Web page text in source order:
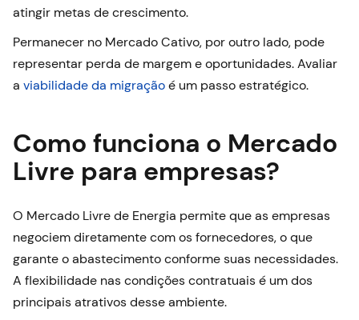
atingir metas de crescimento.
Permanecer no Mercado Cativo, por outro lado, pode
representar perda de margem e oportunidades. Avaliar
a viabilidade da migraçãoé um passo estratégico.
Como funciona o Mercado
Livre para empresas?
O Mercado Livre de Energia permite que as empresas
negociem diretamente com os fornecedores, o que
garante o abastecimento conforme suas necessidades.
A flexibilidade nas condições contratuais é um dos
principais atrativos desse ambiente.